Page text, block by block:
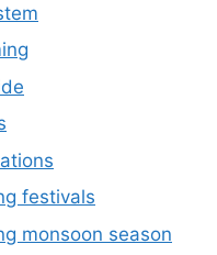
festivals
monsoon season